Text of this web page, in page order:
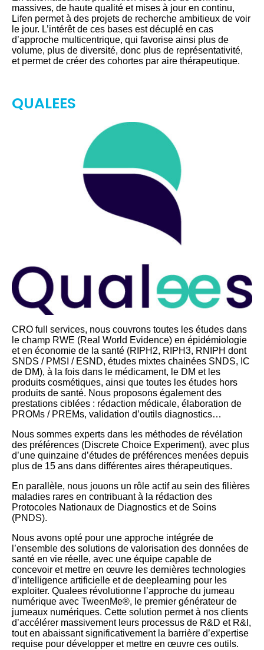
massives, de haute qualité et mises à jour en continu,
Lifen permet à des projets de recherche ambitieux de voir
le jour. L’intérêt de ces bases est décuplé en cas
d’approche multicentrique, qui favorise ainsi plus de
volume, plus de diversité, donc plus de représentativité,
et permet de créer des cohortes par aire thérapeutique.
QUALEES
CRO full services, nous couvrons toutes les études dans
le champ RWE (Real World Evidence) en épidémiologie
et en économie de la santé (RIPH2, RIPH3, RNIPH dont
SNDS / PMSI / ESND, études mixtes chainées SNDS, IC
de DM), à la fois dans le médicament, le DM et les
produits cosmétiques, ainsi que toutes les études hors
produits de santé. Nous proposons également des
prestations ciblées : rédaction médicale, élaboration de
PROMs / PREMs, validation d’outils diagnostics…
Nous sommes experts dans les méthodes de révélation
des préférences (Discrete Choice Experiment), avec plus
d’une quinzaine d’études de préférences menées depuis
plus de 15 ans dans différentes aires thérapeutiques.
En parallèle, nous jouons un rôle actif au sein des filières
maladies rares en contribuant à la rédaction des
Protocoles Nationaux de Diagnostics et de Soins
(PNDS).
Nous avons opté pour une approche intégrée de
l’ensemble des solutions de valorisation des données de
santé en vie réelle, avec une équipe capable de
concevoir et mettre en œuvre les dernières technologies
d’intelligence artificielle et de deeplearning pour les
exploiter. Qualees révolutionne l’approche du jumeau
numérique avec TweenMe®, le premier générateur de
jumeaux numériques. Cette solution permet à nos clients
d’accélérer massivement leurs processus de R&D et R&I,
tout en abaissant significativement la barrière d’expertise
requise pour développer et mettre en œuvre ces outils.